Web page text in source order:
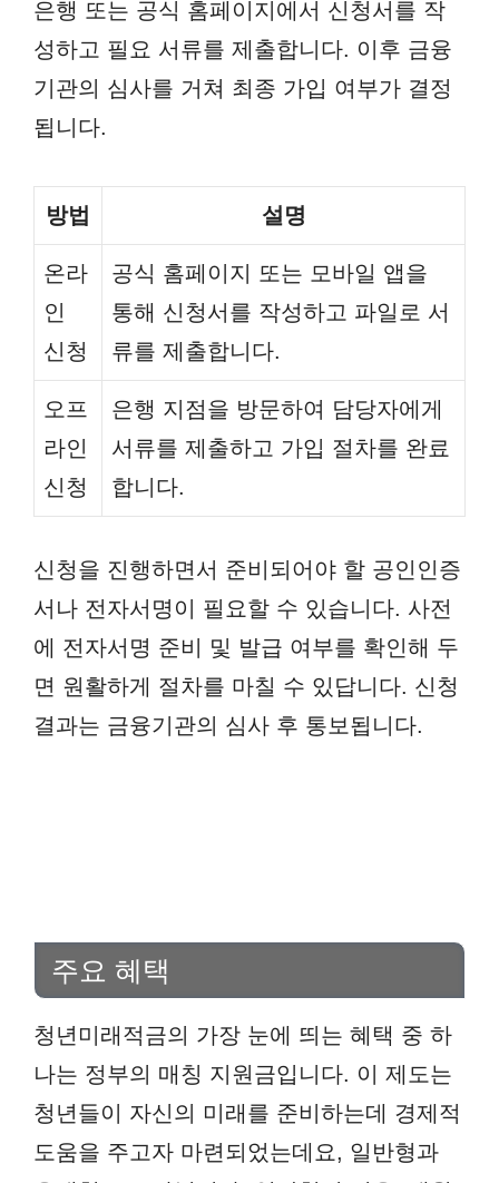
은행 또는 공식 홈페이지에서 신청서를 작
성하고 필요 서류를 제출합니다. 이후 금융
기관의 심사를 거쳐 최종 가입 여부가 결정
됩니다.
방법 설명
온라
인
신청
공식 홈페이지 또는 모바일 앱을
통해 신청서를 작성하고 파일로 서
류를 제출합니다.
오프
라인
신청
은행 지점을 방문하여 담당자에게
서류를 제출하고 가입 절차를 완료
합니다.
신청을 진행하면서 준비되어야 할 공인인증
서나 전자서명이 필요할 수 있습니다. 사전
에 전자서명 준비 및 발급 여부를 확인해 두
면 원활하게 절차를 마칠 수 있답니다. 신청
결과는 금융기관의 심사 후 통보됩니다.
주요 혜택
청년미래적금의 가장 눈에 띄는 혜택 중 하
나는 정부의 매칭 지원금입니다. 이 제도는
청년들이 자신의 미래를 준비하는데 경제적
도움을 주고자 마련되었는데요, 일반형과